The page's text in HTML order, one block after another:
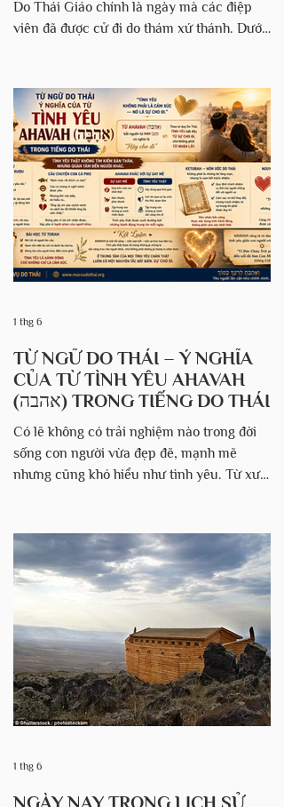
Do Thái Giáo chính là ngày mà các điệp
viên đã được cử đi do thám xứ thánh. Dưới
Thái. 1. Sự thất bại của các điệp viên. Câu
chuyện về 10 thám tử mang về những báo
cáo đáng sợ về Đất Hứa và khiến dân
chúng hoảng sợ tạo nên phần lớn phần
Torah của Shelach, ( Dân số ký 13-14) và
được kể lại ngắn gọn trong Phục truyền
luật lệ ký 1. Trong tiếng Do T
TỪ NGỮ DO THÁI – Ý NGHĨA
CỦA TỪ TÌNH YÊU AHAVAH
(אהבה) TRONG TIẾNG DO THÁI
Có lẽ không có trải nghiệm nào trong đời
sống con người vừa đẹp đẽ, mạnh mẽ
nhưng cũng khó hiểu như tình yêu. Từ xưa
thuật. Người ta dành cả cuộc đời để tìm
kiếm tình yêu, ca ngợi tình yêu và đôi khi
cũng đau khổ vì tình yêu. Thế nhưng, mặc
dù xuất hiện ở khắp mọi nơi trong đời sống
con người, tình yêu lại là một trong những
khái niệm khó định nghĩa nhất. Trong thế
giới hiện đại, đặc biệt là vă
1 thg 6
NGÀY NAY TRONG LỊCH SỬ
1 thg 6